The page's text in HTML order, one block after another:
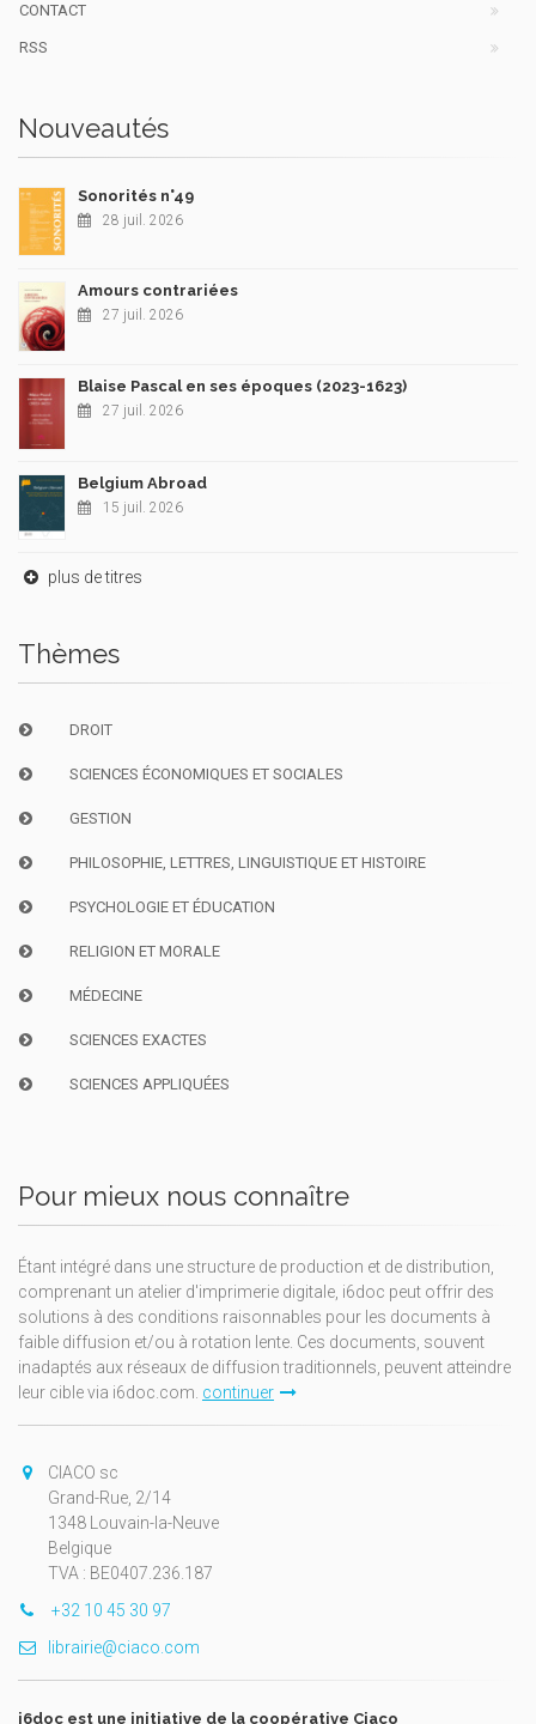
CONTACT
RSS
Nouveautés
Sonorités n°49
28 juil. 2026
Amours contrariées
27 juil. 2026
Blaise Pascal en ses époques (2023-1623)
27 juil. 2026
Belgium Abroad
15 juil. 2026
plus de titres
Thèmes
DROIT
SCIENCES ÉCONOMIQUES ET SOCIALES
GESTION
PHILOSOPHIE, LETTRES, LINGUISTIQUE ET HISTOIRE
PSYCHOLOGIE ET ÉDUCATION
RELIGION ET MORALE
MÉDECINE
SCIENCES EXACTES
SCIENCES APPLIQUÉES
Pour mieux nous connaître
Étant intégré dans une structure de production et de distribution,
comprenant un atelier d'imprimerie digitale, i6doc peut offrir des
solutions à des conditions raisonnables pour les documents à
faible diffusion et/ou à rotation lente. Ces documents, souvent
inadaptés aux réseaux de diffusion traditionnels, peuvent atteindre
leur cible via i6doc.com. continuer
CIACO sc
Grand-Rue, 2/14
1348 Louvain-la-Neuve
Belgique
TVA : BE0407.236.187
+32 10 45 30 97
librairie@ciaco.com
i6doc est une initiative de la coopérative Ciaco